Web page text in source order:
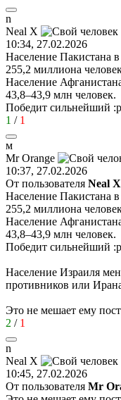
n
Neal X
10:34, 27.02.2026
Население Пакистана
255,2 миллиона
Население
43,8–43,9 млн человек.
Победит сильнейший
1 / 1
м
Мr Orange
10:37, 27.02.2026
От пользователя Neal X
Население Пакистана
255,2 миллиона
Население
43,8–43,9 млн человек.
Победит сильнейший
Население Израиля
противников или
Это не мешает ему
2 / 1
n
Neal X
10:45, 27.02.2026
От пользователя Мr